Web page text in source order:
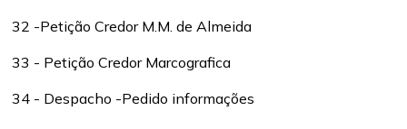
32 -Petição Credor M.M. de Almeida
33 - Petição Credor Marcografica
34 - Despacho -Pedido informações